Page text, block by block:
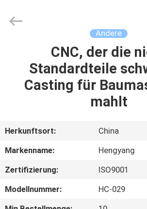
PRODUKTE
UNS
AUSFLUG
Industrial
Andere
CNC, der die
Standardteile
Casting für
mahlt
Herkunftsort:
China
Markenname:
Hengyang
Zertifizierung:
ISO9001
Modellnummer:
HC-029